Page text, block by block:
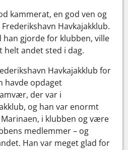
kammerat, en god ven og
Havkajakklub.
han gjorde for klubben, ville
andet sted i dag.
Havkajakklub for
havde opdaget
der var i
og han var enormt
i klubben og være
medlemmer – og
Han var meget glad for